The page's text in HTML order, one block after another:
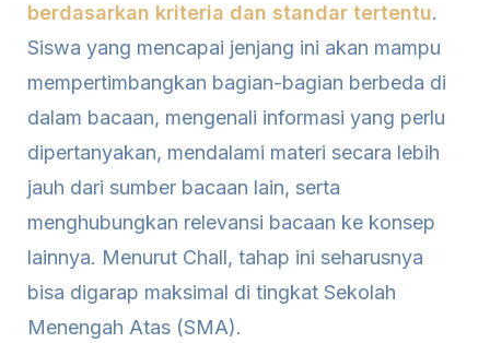
berdasarkan kriteria dan standar tertentu.
Siswa yang mencapai jenjang ini akan mampu
mempertimbangkan bagian-bagian berbeda di
dalam bacaan, mengenali informasi yang perlu
dipertanyakan, mendalami materi secara lebih
jauh dari sumber bacaan lain, serta
menghubungkan relevansi bacaan ke konsep
lainnya. Menurut Chall, tahap ini seharusnya
bisa digarap maksimal di tingkat Sekolah
Menengah Atas (SMA).